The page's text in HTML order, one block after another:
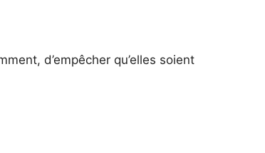
d’empêcher qu’elles soient